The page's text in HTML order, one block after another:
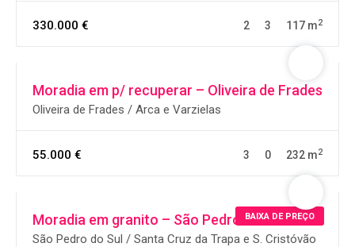
330.000 € 117 m2
3
2
Moradia em p/ recuperar – Oliveira de Frades
Oliveira de Frades / Arca e Varzielas
55.000 € 232 m2
0
3
BAIXA DE PREÇO
Moradia em granito – São Pedro do Sul
São Pedro do Sul / Santa Cruz da Trapa e S. Cristóvão